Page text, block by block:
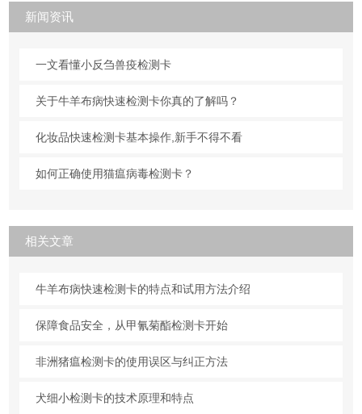
新闻资讯
一文看懂小反刍兽疫检测卡
关于牛羊布病快速检测卡你真的了解吗？
化妆品快速检测卡基本操作,新手不得不看
如何正确使用猫瘟病毒检测卡？
相关文章
牛羊布病快速检测卡的特点和试用方法介绍
保障食品安全，从甲氰菊酯检测卡开始
非洲猪瘟检测卡的使用误区与纠正方法
犬细小检测卡的技术原理和特点